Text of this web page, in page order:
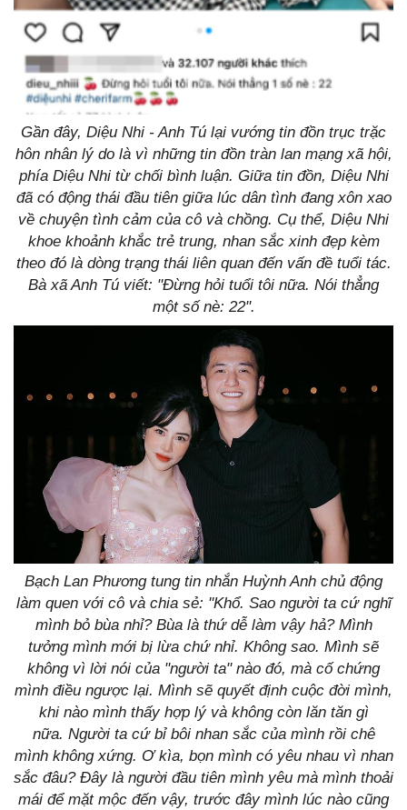
Gần đây, Diệu Nhi - Anh Tú lại vướng tin đồn trục trặc
hôn nhân lý do là vì những tin đồn tràn lan mạng xã hội,
phía Diệu Nhi từ chối bình luận. Giữa tin đồn, Diệu Nhi
đã có động thái đầu tiên giữa lúc dân tình đang xôn xao
về chuyện tình cảm của cô và chồng. Cụ thể, Diệu Nhi
khoe khoảnh khắc trẻ trung, nhan sắc xinh đẹp kèm
theo đó là dòng trạng thái liên quan đến vấn đề tuổi tác.
Bà xã Anh Tú viết: "Đừng hỏi tuổi tôi nữa. Nói thẳng
một số nè: 22".
Bạch Lan Phương tung tin nhắn Huỳnh Anh chủ động
làm quen với cô và chia sẻ: ''Khổ. Sao người ta cứ nghĩ
mình bỏ bùa nhỉ? Bùa là thứ dễ làm vậy hả? Mình
tưởng mình mới bị lừa chứ nhỉ. Không sao. Mình sẽ
không vì lời nói của "người ta" nào đó, mà cố chứng
mình điều ngược lại. Mình sẽ quyết định cuộc đời mình,
khi nào mình thấy hợp lý và không còn lăn tăn gì
nữa. Người ta cứ bỉ bôi nhan sắc của mình rồi chê
mình không xứng. Ơ kìa, bọn mình có yêu nhau vì nhan
sắc đâu? Đây là người đầu tiên mình yêu mà mình thoải
mái để mặt mộc đến vậy, trước đây mình lúc nào cũng